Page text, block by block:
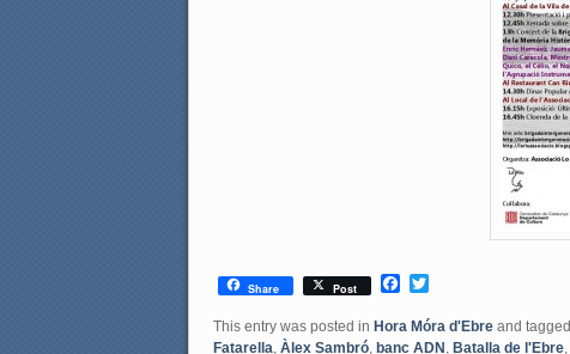
Share Post
F
c
e
i
t
This entry was posted in Hora Móra d'Ebre and tagged
Fatarella, Àlex Sambró, banc ADN , Batalla de l'Ebre,